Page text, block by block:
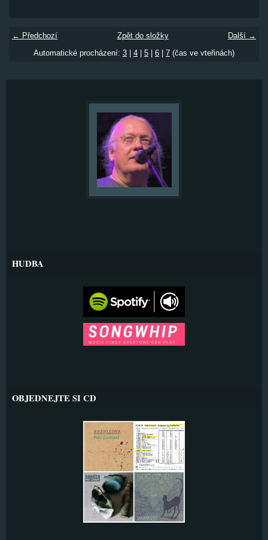
← Předchozí Další →
Zpět do složky
Automatické procházení: 3 4 5 6 7 (čas ve vteřinách)
HUDBA
OBJEDNEJTE SI CD